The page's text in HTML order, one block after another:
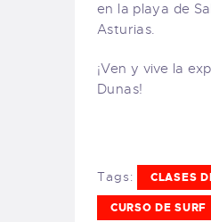
en la playa de
Asturias.
¡Ven y vive la
Dunas!
Tags: CLASES
CURSO DE SURF